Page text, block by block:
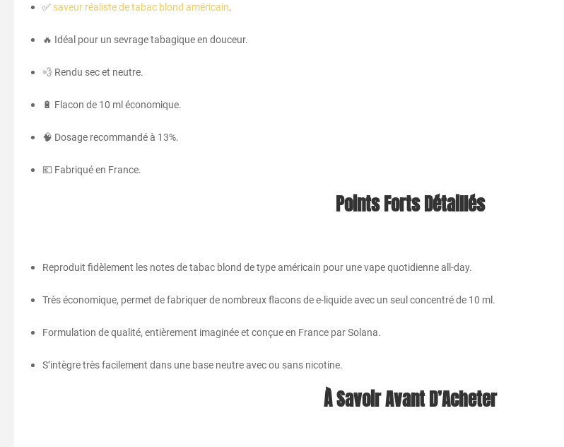
✅ saveur réaliste de tabac blond américain.
🔥 Idéal pour un sevrage tabagique en douceur.
💨 Rendu sec et neutre.
🔋 Flacon de 10 ml économique.
🧠 Dosage recommandé à 13%.
💶 Fabriqué en France.
Points Forts Détaillés
Reproduit fidèlement les notes de tabac blond de type américain pour une vape quotidienne all-day.
Très économique, permet de fabriquer de nombreux flacons de e-liquide avec un seul concentré de 10 ml.
Formulation de qualité, entièrement imaginée et conçue en France par Solana.
S’intègre très facilement dans une base neutre avec ou sans nicotine.
À Savoir Avant D’Acheter